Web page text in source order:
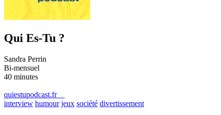
Qui Es-Tu ?
Sandra Perrin
Bi-mensuel
40 minutes
quiestupodcast.fr
interview humour jeux société divertissement